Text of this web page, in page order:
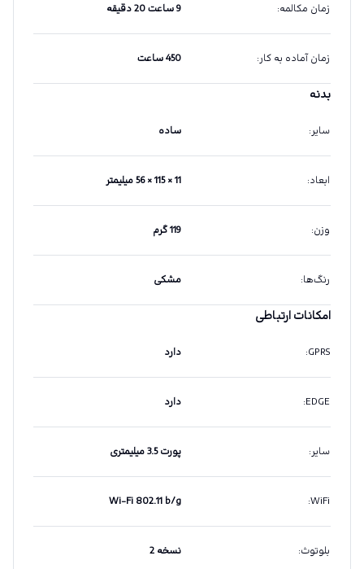
زمان مکالمه: 9 ساعت 20 دقیقه
زمان آماده به کار: 450 ساعت
بدنه
سایر: ساده
ابعاد: 11 × 115 × 56 میلیمتر
وزن: 119 گرم
رنگ‌ها: مشکی
امکانات ارتباطی
GPRS
: دارد
EDGE
: دارد
سایر: پورت 3.5 میلیمتری
WiFi
:
Wi-Fi 802.11 b/g
بلوتوث: نسخه 2